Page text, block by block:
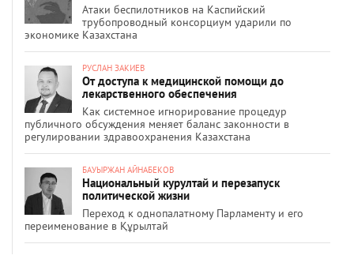
Атаки беспилотников на Каспийский
трубопроводный консорциум ударили по
экономике Казахстана
РУСЛАН ЗАКИЕВ
От доступа к медицинской помощи до
лекарственного обеспечения
Как системное игнорирование процедур
публичного обсуждения меняет баланс законности в
регулировании здравоохранения Казахстана
БАУЫРЖАН АЙНАБЕКОВ
Национальный курултай и перезапуск
политической жизни
Переход к однопалатному Парламенту и его
переименование в Құрылтай